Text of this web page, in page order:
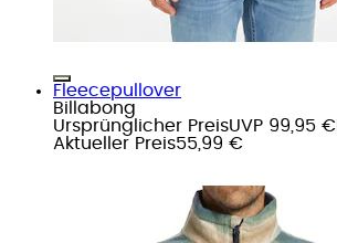
Fleecepullover
Billabong
Ursprünglicher PreisUVP 99,95 €
Aktueller Preis55,99 €